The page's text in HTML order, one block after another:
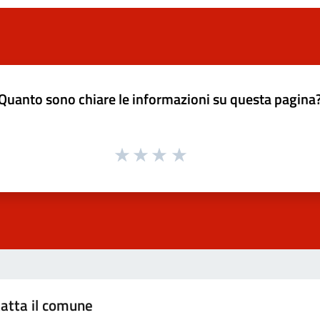
sono chiare le informazioni su questa
il comune